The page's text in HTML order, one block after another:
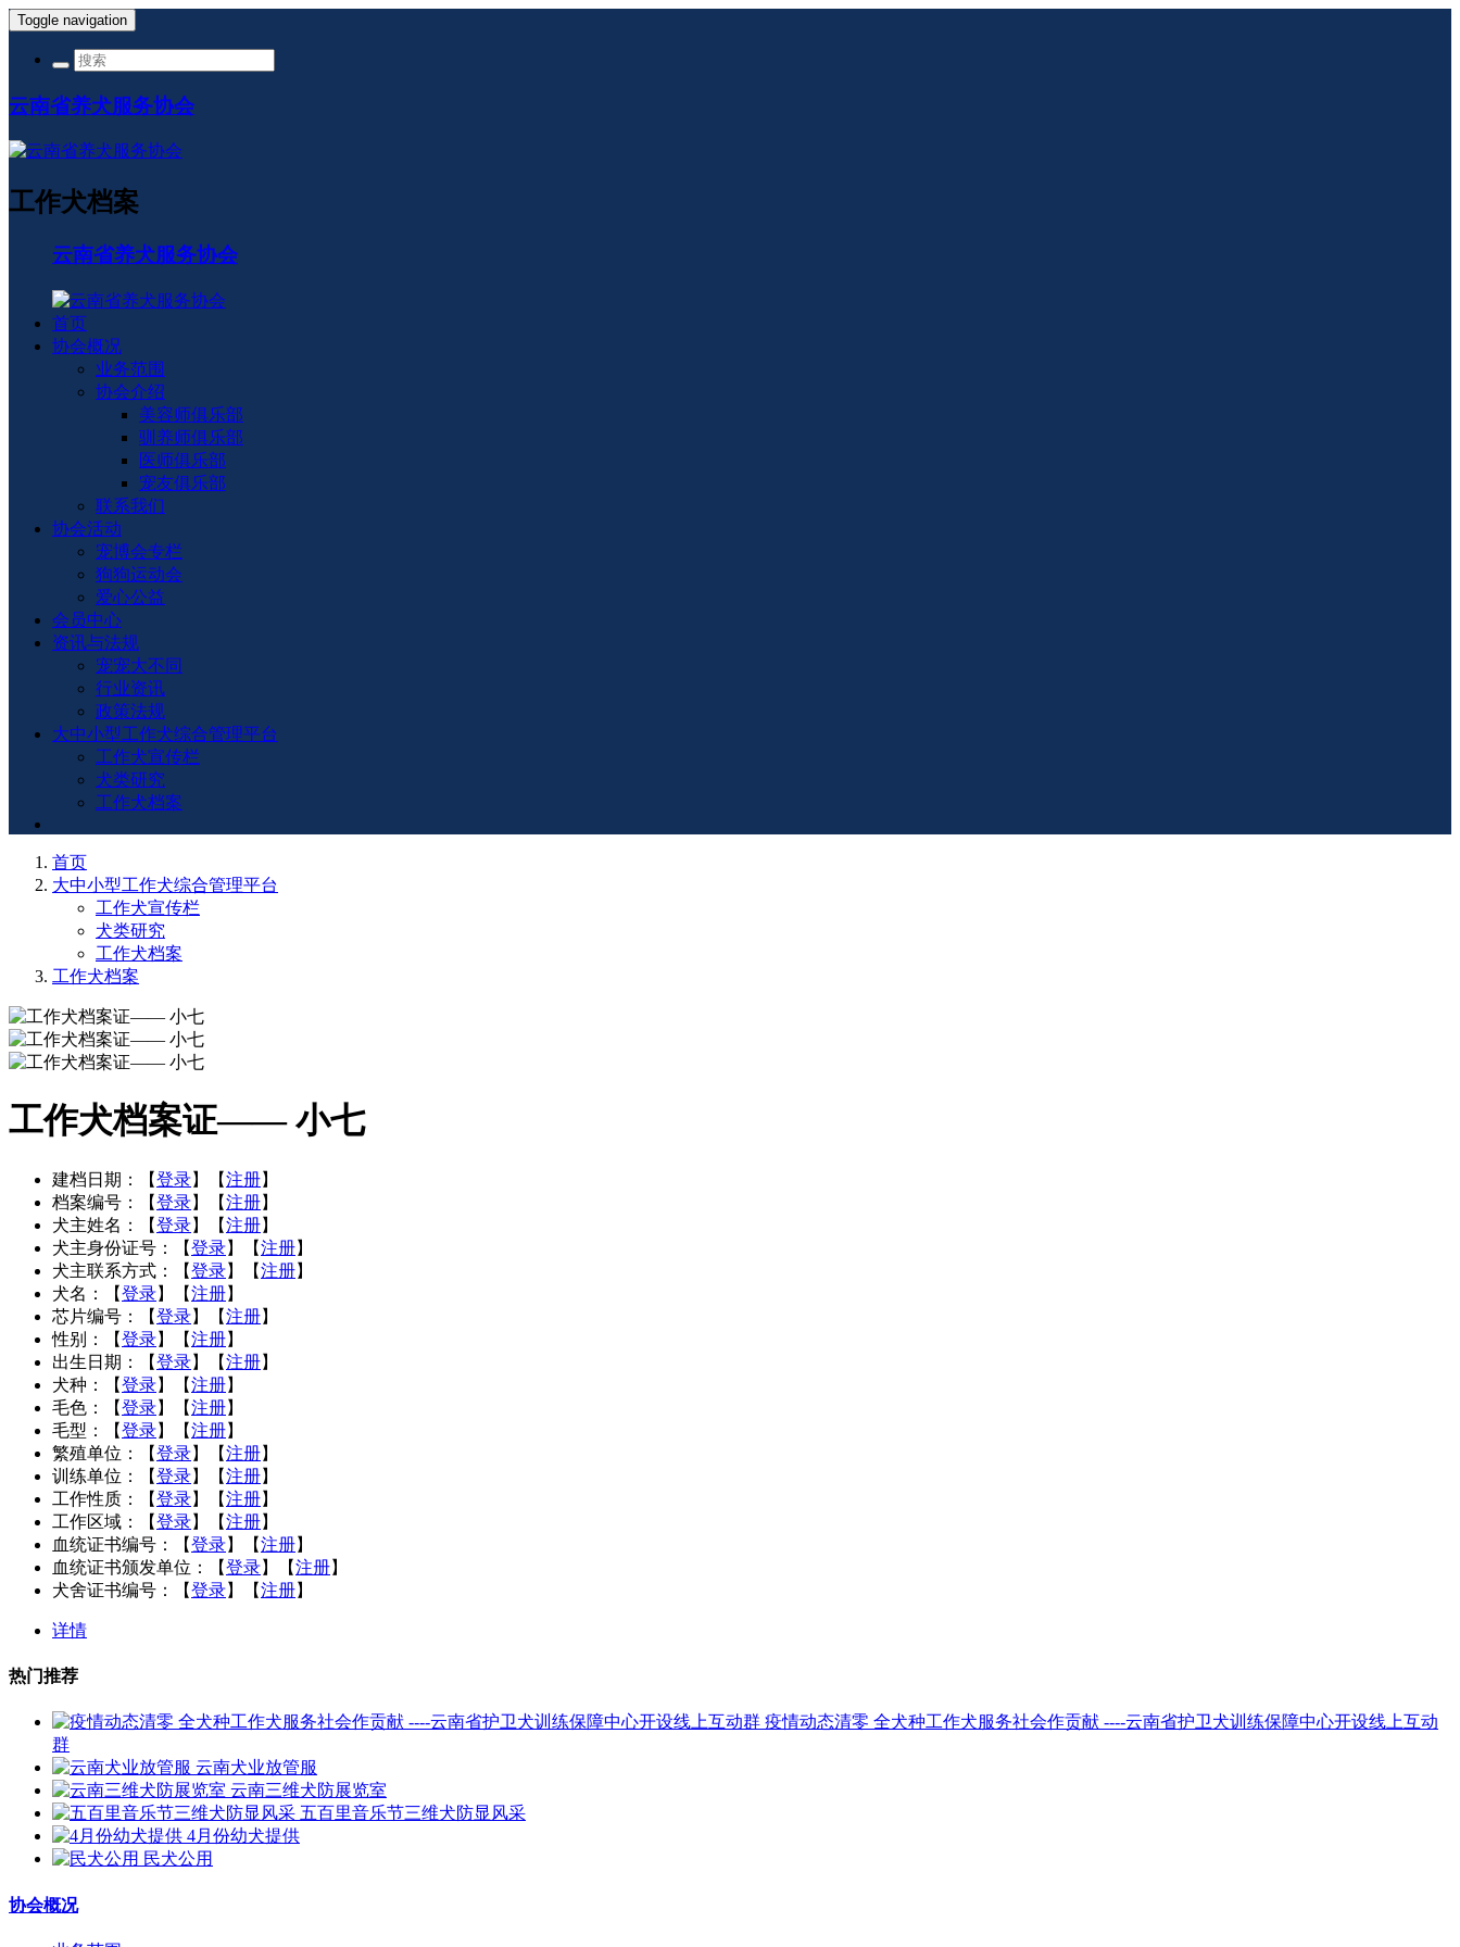
Toggle navigation
云南省养犬服务协会
工作犬档案
云南省养犬服务协会
首页
协会概况
业务范围
协会介绍
美容师俱乐部
驯养师俱乐部
医师俱乐部
宠友俱乐部
联系我们
协会活动
宠博会专栏
狗狗运动会
爱心公益
会员中心
资讯与法规
宠宠大不同
行业资讯
政策法规
大中小型工作犬综合管理平台
工作犬宣传栏
犬类研究
工作犬档案
首页
大中小型工作犬综合管理平台
工作犬宣传栏
犬类研究
工作犬档案
工作犬档案
工作犬档案证—— 小七
建档日期： 【登录】【注册】
档案编号：
【登录】【注册】
犬主姓名：
【登录】【注册】
犬主身份证号：
【登录】【注册】
犬主联系方式：
【登录】【注册】
犬名：
【登录】【注册】
芯片编号：
【登录】【注册】
性别：
【登录】【注册】
出生日期：
【登录】【注册】
犬种：
【登录】【注册】
毛色：
【登录】【注册】
毛型：
【登录】【注册】
繁殖单位：
【登录】【注册】
训练单位：
【登录】【注册】
工作性质：
【登录】【注册】
工作区域：
【登录】【注册】
血统证书编号：
【登录】【注册】
血统证书颁发单位：
【登录】【注册】
犬舍证书编号：
【登录】【注册】
详情
热门推荐
疫情动态清零 全犬种工作犬服务社会作贡献 ----云南省护卫犬训练保障中心开设线上互动
群
云南犬业放管服
云南三维犬防展览室
五百里音乐节三维犬防显风采
4月份幼犬提供
民犬公用
协会概况